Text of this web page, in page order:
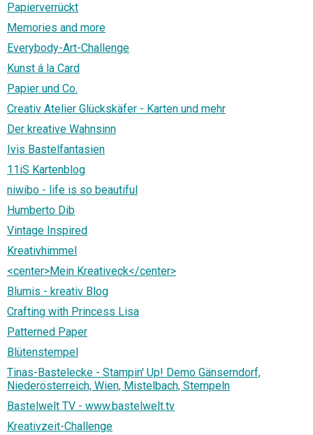
Papierverrückt
Memories and more
Everybody-Art-Challenge
Kunst á la Card
Papier und Co.
Creativ Atelier Glückskäfer - Karten und mehr
Der kreative Wahnsinn
Ivis Bastelfantasien
11iS Kartenblog
niwibo - life is so beautiful
Humberto Dib
Vintage Inspired
Kreativhimmel
<center>Mein Kreativeck</center>
Blumis - kreativ Blog
Crafting with Princess Lisa
Patterned Paper
Blütenstempel
Tinas-Bastelecke - Stampin' Up! Demo Gänserndorf,
Niederösterreich, Wien, Mistelbach, Stempeln
Bastelwelt TV - www.bastelwelt.tv
Kreativzeit-Challenge